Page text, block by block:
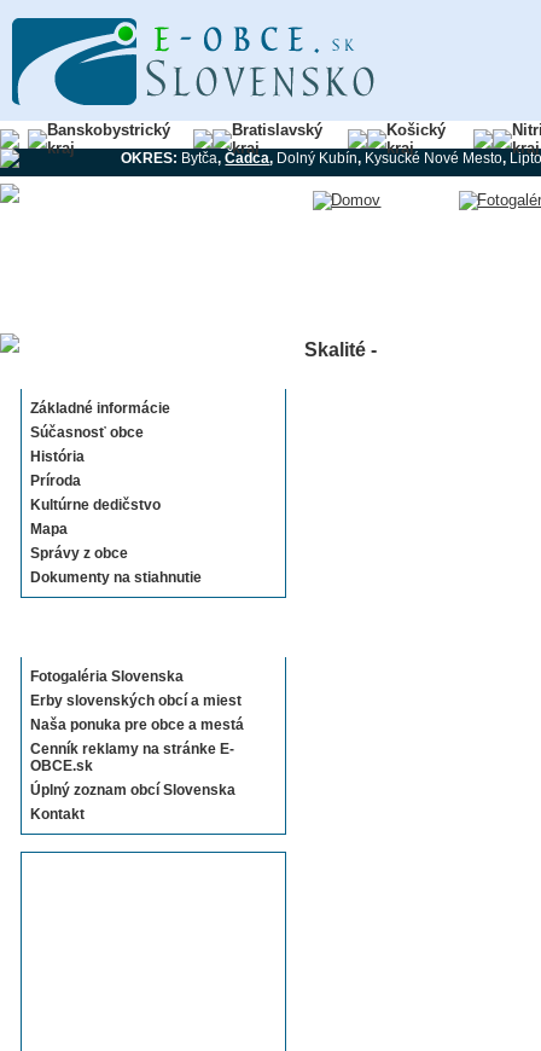
Banskobystrický
kraj
Bratislavský
kraj
Košický
kraj
kraj
OKRES: Bytča,Čadca, Dolný Kubín, Kysucké Nové Mesto,
Základné informácie
Súčasnosť obce
História
Príroda
Kultúrne dedičstvo
Mapa
Správy z obce
Dokumenty na stiahnutie
Fotogaléria Slovenska
Erby slovenských obcí a miest
Naša ponuka pre obce a mestá
Cenník reklamy na stránke E-
OBCE.sk
Úplný zoznam obcí Slovenska
Kontakt
Skalité -